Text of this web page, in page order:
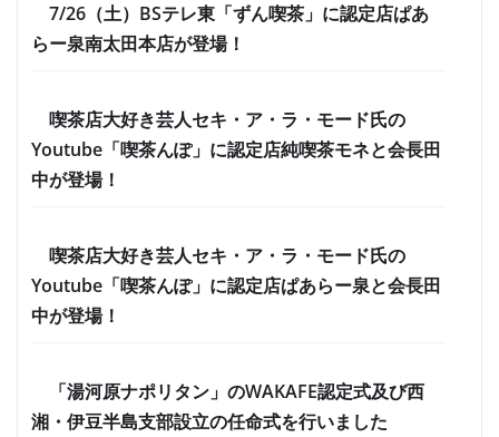
7/26（土）BSテレ東「ずん喫茶」に認定店ぱあ
らー泉南太田本店が登場！
喫茶店大好き芸人セキ・ア・ラ・モード氏の
Youtube「喫茶んぽ」に認定店純喫茶モネと会長田
中が登場！
喫茶店大好き芸人セキ・ア・ラ・モード氏の
Youtube「喫茶んぽ」に認定店ぱあらー泉と会長田
中が登場！
「湯河原ナポリタン」のWAKAFE認定式及び西
湘・伊豆半島支部設立の任命式を行いました